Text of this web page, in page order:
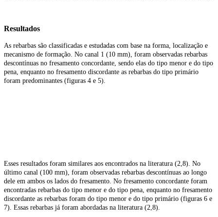
Resultados
As rebarbas são classificadas e estudadas com base na forma, localização e
mecanismo de formação. No canal 1 (10 mm), foram observadas rebarbas
descontínuas no fresamento concordante, sendo elas do tipo menor e do tipo
pena, enquanto no fresamento discordante as rebarbas do tipo primário
foram predominantes (figuras 4 e 5).
Esses resultados foram similares aos encontrados na literatura (2,8). No
último canal (100 mm), foram observadas rebarbas descontínuas ao longo
dele em ambos os lados do fresamento. No fresamento concordante foram
encontradas rebarbas do tipo menor e do tipo pena, enquanto no fresamento
discordante as rebarbas foram do tipo menor e do tipo primário (figuras 6 e
7). Essas rebarbas já foram abordadas na literatura (2,8).